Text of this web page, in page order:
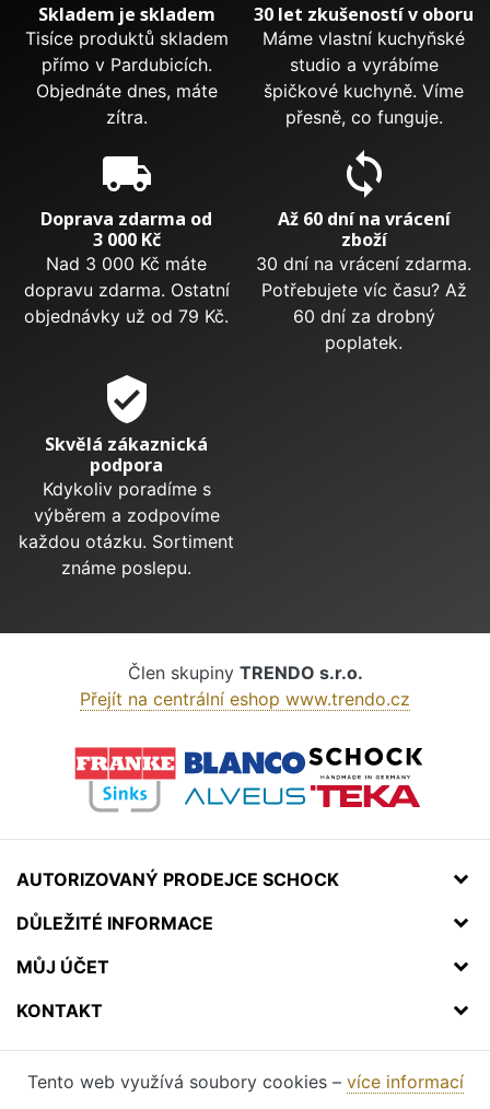
Skladem je skladem
Tisíce produktů skladem
přímo v Pardubicích.
Objednáte dnes, máte
zítra.
30 let zkušeností v oboru
Máme vlastní kuchyňské
studio a vyrábíme
špičkové kuchyně. Víme
přesně, co funguje.
local_shipping
Doprava zdarma od
3 000 Kč
Nad 3 000 Kč máte
dopravu zdarma. Ostatní
objednávky už od 79 Kč.
sync
Až 60 dní na vrácení
zboží
30 dní na vrácení zdarma.
Potřebujete víc času? Až
60 dní za drobný
poplatek.
verified_user
Skvělá zákaznická
podpora
Kdykoliv poradíme s
výběrem a zodpovíme
každou otázku. Sortiment
známe poslepu.
Člen skupiny TRENDO s.r.o.
Přejít na centrální eshop www.trendo.cz
AUTORIZOVANÝ PRODEJCE SCHOCK
DŮLEŽITÉ INFORMACE
MŮJ ÚČET
KONTAKT
Tento web využívá soubory cookies – více informací